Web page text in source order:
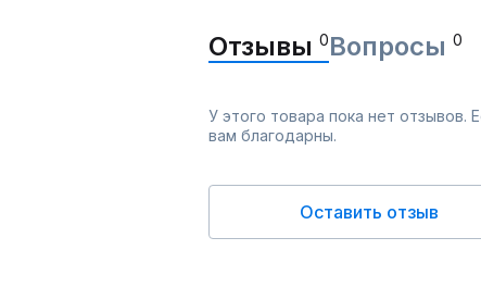
Отзывы 0Вопросы 0
У этого товара пока нет отзывов.
вам благодарны.
Оставить отзыв